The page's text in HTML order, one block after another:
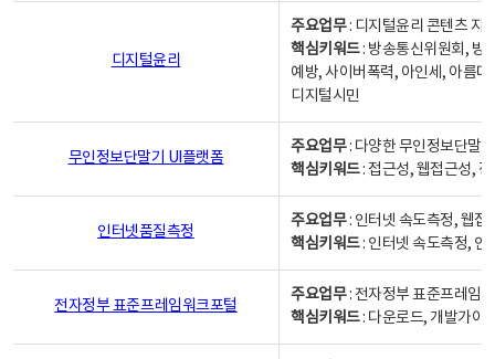
디지털윤리
주요업무: 디지털윤리 콘텐츠 지
핵심키워드: 방송통신위원회, 방
예방, 사이버폭력, 아인세, 아름
디지털시민
무인정보단말기 UI플랫폼
주요업무: 다양한 무인정보단말
핵심키워드: 접근성, 웹접근성,
인터넷품질측정
주요업무: 인터넷 속도측정, 웹접
핵심키워드: 인터넷 속도측정, 인
전자정부 표준프레임워크포털
주요업무: 전자정부 표준프레임
핵심키워드: 다운로드, 개발가이